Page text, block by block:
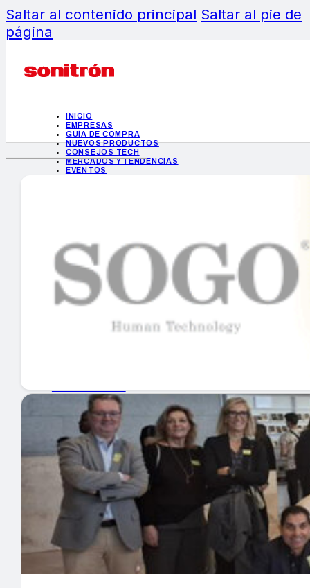
Saltar al contenido principal Saltar al pie de
página
INICIO
EMPRESAS
GUÍA DE COMPRA
NUEVOS PRODUCTOS
CONSEJOS TECH
MERCADOS Y TENDENCIAS
EVENTOS
INICIO
EMPRESAS
GUÍA DE COMPRA
MERCADOS Y TENDENCIAS
EVENTOS
HEMEROTECA
Encuentra tu noticia